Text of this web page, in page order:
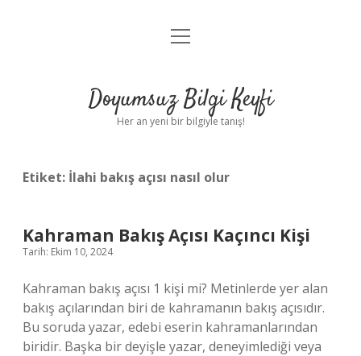
Anasayfa
Yasal Uyarı
menüyü
Doyumsuz Bilgi Keyfi
Her an yeni bir bilgiyle tanış!
Etiket: İlahi bakış açısı nasıl olur
Kahraman Bakış Açısı Kaçıncı Kişi
Tarih: Ekim 10, 2024
Kahraman bakış açısı 1 kişi mi? Metinlerde yer alan
bakış açılarından biri de kahramanın bakış açısıdır.
Bu soruda yazar, edebi eserin kahramanlarından
biridir. Başka bir deyişle yazar, deneyimlediği veya